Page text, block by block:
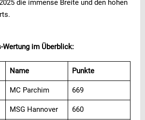
die immense Breite und den hohen
Wertung im Überblick:
Name Punkte
MC Parchim 669
MSG Hannover 660